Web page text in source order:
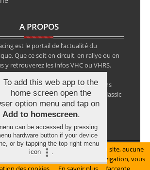
A PROPOS
est le portail de l’actualité du
Que ce soit en circuit, en rallye ou en
y retrouverez les infos VHC ou VHRS.
le calendrier des épreuves ainsi que
de la voiture ancienne, sans
annonces avec notre partenaire Classic
NewsClassicRacing, tous droits réservés
pour le bon fonctionnement du site, aucune
à ce titre. En poursuivant votre navigation, vous
To add this web app to the
home screen open the
option menu and tap on
Add to homescreen.
can be accessed by pressing
hardware button if your device
or by tapping the top right menu
icon
.